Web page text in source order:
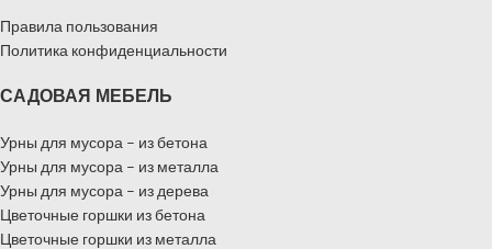
Правила пользования
Политика конфиденциальности
САДОВАЯ МЕБЕЛЬ
Урны для мусора – из бетона
Урны для мусора – из металла
Урны для мусора – из дерева
Цветочные горшки из бетона
Цветочные горшки из металла